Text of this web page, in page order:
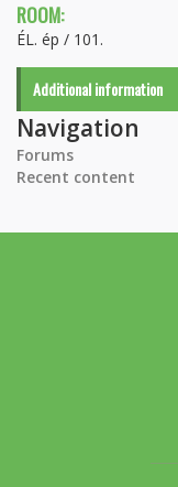
ROOM:
ÉL. ép / 101.
Additional information
Navigation
Forums
Recent content